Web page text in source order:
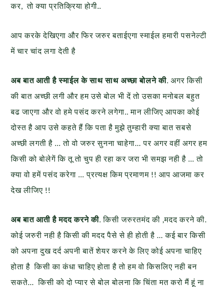
कर, तो क्या प्रतिक्रिया होगी..
आप करके देखिएगा और फिर जरुर बताईएगा स्माईल हमारी पसनेल्टी
में चार चांद लगा देती है
अब बात आती है स्माईल के साथ साथ अच्छा बोलने की . अगर किसी
की बात अच्छी लगी और हम उसे बोल भी दें तो उसका मनोबल बहुत
बढ जाएगा और वो हमे पसंद करने लगेगा.. मान लीजिए आपका कोई
दोस्त है आप उसे कहते हैं कि पता है मुझे तुम्हारी क्या बात सबसे
अच्छी लगती है … तो वो जरुर सुनना चाहेगा… पर अगर वहीं अगर हम
किसी को बोलेगें कि तू तो चुप ही रहा कर जरा भी समझ नही है … तो
क्या वो हमें पसंद करेगा … प्रत्यक्ष किम प्रमाणम !! आप आजमा कर
देख लीजिए !!
अब बात आती है मदद करने की . किसी जरुरतमंद की ,मदद करने की.
कोई जरुरी नही है किसी की मदद पैसे से ही होती है … कई बार किसी
को अपना दुख दर्द अपनी बातें शेयर करने के लिए कोई अपना चाहिए
होता है किसी का कंधा चाहिए होता है तो हम वो किसलिए नही बन
सकते… किसी को दो प्यार से बोल बोलना कि चिंता मत करो मैं हूं ना